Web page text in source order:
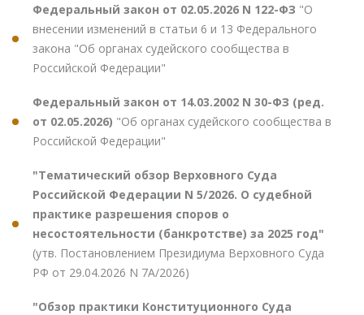
Федеральный закон от 02.05.2026 N 122-ФЗ "О
внесении изменений в статьи 6 и 13 Федерального
закона "Об органах судейского сообщества в
Российской Федерации"
Федеральный закон от 14.03.2002 N 30-ФЗ (ред.
от 02.05.2026) "Об органах судейского сообщества в
Российской Федерации"
"Тематический обзор Верховного Суда
Российской Федерации N 5/2026. О судебной
практике разрешения споров о
несостоятельности (банкротстве) за 2025 год"
(утв. Постановлением Президиума Верховного Суда
РФ от 29.04.2026 N 7А/2026)
"Обзор практики Конституционного Суда